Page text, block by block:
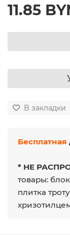
11.85
В закладки
Бесплатная
* НЕ
товары:
плитка